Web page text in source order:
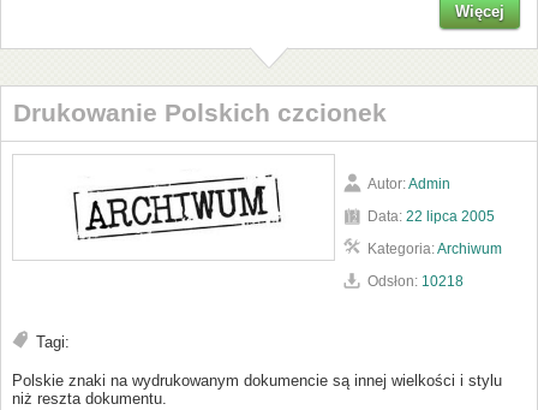
Więcej
Drukowanie Polskich czcionek
Autor:Admin
Data:22 lipca 2005
Kategoria:Archiwum
Odsłon: 10218
Tagi:
Polskie znaki na wydrukowanym dokumencie są innej wielkości i stylu
niż reszta dokumentu.